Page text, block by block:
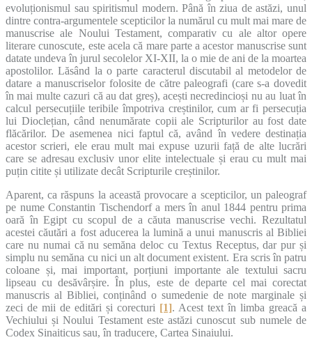
evoluționismul sau spiritismul modern. Până în ziua de astăzi, unul
dintre contra-argumentele scepticilor la numărul cu mult mai mare de
manuscrise ale Noului Testament, comparativ cu ale altor opere
literare cunoscute, este acela că mare parte a acestor manuscrise sunt
datate undeva în jurul secolelor XI-XII, la o mie de ani de la moartea
apostolilor. Lăsând la o parte caracterul discutabil al metodelor de
datare a manuscriselor folosite de către paleografi (care s-a dovedit
în mai multe cazuri că au dat greș), acești necredincioși nu au luat în
calcul persecuțiile teribile împotriva creștinilor, cum ar fi persecuția
lui Dioclețian, când nenumărate copii ale Scripturilor au fost date
flăcărilor. De asemenea nici faptul că, având în vedere destinația
acestor scrieri, ele erau mult mai expuse uzurii față de alte lucrări
care se adresau exclusiv unor elite intelectuale și erau cu mult mai
puțin citite și utilizate decât Scripturile creștinilor.
Aparent, ca răspuns la această provocare a scepticilor, un paleograf
pe nume Constantin Tischendorf a mers în anul 1844 pentru prima
oară în Egipt cu scopul de a căuta manuscrise vechi. Rezultatul
acestei căutări a fost aducerea la lumină a unui manuscris al Bibliei
care nu numai că nu semăna deloc cu Textus Receptus, dar pur și
simplu nu semăna cu nici un alt document existent. Era scris în patru
coloane și, mai important, porțiuni importante ale textului sacru
lipseau cu desăvârșire. În plus, este de departe cel mai corectat
manuscris al Bibliei, conținând o sumedenie de note marginale și
zeci de mii de editări și corecturi [1]. Acest text în limba greacă a
Vechiului și Noului Testament este astăzi cunoscut sub numele de
Codex Sinaiticus sau, în traducere, Cartea Sinaiului.